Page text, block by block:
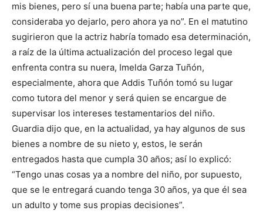
mis bienes, pero sí una buena parte; había una parte que,
consideraba yo dejarlo, pero ahora ya no”. En el matutino
sugirieron que la actriz habría tomado esa determinación,
a raíz de la última actualización del proceso legal que
enfrenta contra su nuera, Imelda Garza Tuñón,
especialmente, ahora que Addis Tuñón tomó su lugar
como tutora del menor y será quien se encargue de
supervisar los intereses testamentarios del niño.
Guardia dijo que, en la actualidad, ya hay algunos de sus
bienes a nombre de su nieto y, estos, le serán
entregados hasta que cumpla 30 años; así lo explicó:
“Tengo unas cosas ya a nombre del niño, por supuesto,
que se le entregará cuando tenga 30 años, ya que él sea
un adulto y tome sus propias decisiones”.